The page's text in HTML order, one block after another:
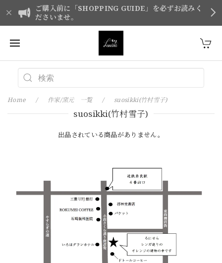
ご購入前に「SHOPPING GUIDE」を必ずお読みく
ださいませ。
Home 作家/窯元 一覧 suosikki(竹村雪子)
suosikki(竹村雪子)
出品されている商品がありません。